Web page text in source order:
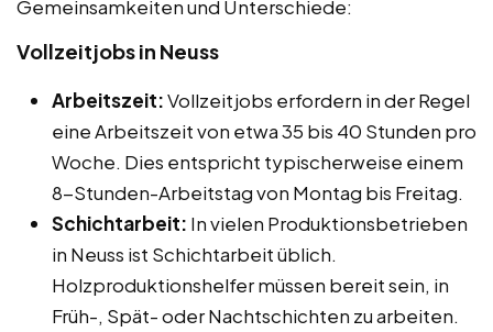
Gemeinsamkeiten und Unterschiede:
Vollzeitjobs in Neuss
Arbeitszeit:Vollzeitjobs erfordern in der Regel
eine Arbeitszeit von etwa 35 bis 40 Stunden pro
Woche. Dies entspricht typischerweise einem
8-Stunden-Arbeitstag von Montag bis Freitag.
Schichtarbeit: In vielen Produktionsbetrieben
in Neuss ist Schichtarbeit üblich.
Holzproduktionshelfer müssen bereit sein, in
Früh-, Spät- oder Nachtschichten zu arbeiten.